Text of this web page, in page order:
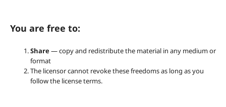
You are free to:
Share— copy and redistribute the material in any medium or
format
The licensor cannot revoke these freedoms as long as you
follow the license terms.